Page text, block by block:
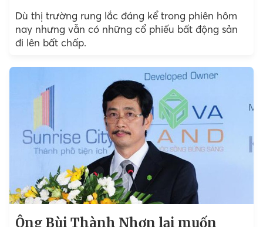
Dù thị trường rung lắc đáng kể trong phiên hôm
nay nhưng vẫn có những cổ phiếu bất động sản
đi lên bất chấp.
Ông Bùi Thành Nhơn lại muốn